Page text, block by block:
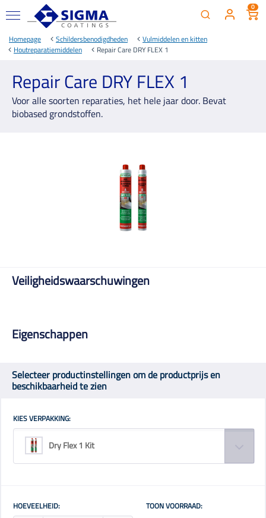
0
Homepage Schildersbenodigdheden
Vulmiddelen en kitten
Houtreparatiemiddelen
Repair Care DRY FLEX 1
Repair Care DRY FLEX 1
Voor alle soorten reparaties, het hele jaar door. Bevat
biobased grondstoffen.
Veiligheidswaarschuwingen
Eigenschappen
Selecteer productinstellingen om de productprijs en
beschikbaarheid te zien
KIES VERPAKKING:
Dry Flex 1 Kit
HOEVEELHEID: TOON VOORRAAD: